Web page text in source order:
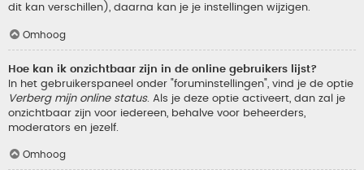
dit kan verschillen), daarna kan je je instellingen wijzigen.
Omhoog
Hoe kan ik onzichtbaar zijn in de online gebruikers lijst?
In het gebruikerspaneel onder "foruminstellingen", vind je de optie
Verberg mijn online status. Als je deze optie activeert, dan zal je
onzichtbaar zijn voor iedereen, behalve voor beheerders,
moderators en jezelf.
Omhoog